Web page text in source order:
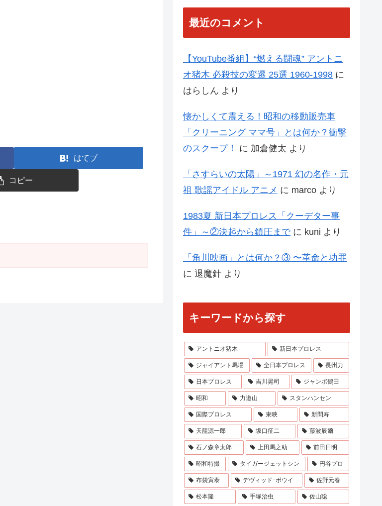
はてブ
コピー
最近のコメント
【YouTube番組】“燃える闘魂” アントニ
オ猪木 必殺技の変遷 25選 1960-1998 に
はらしん より
懐かしくて震える！昭和の移動販売車
「クリーニング ママ号」とは何か？衝撃
のスクープ！
に 加倉健太 より
「さすらいの太陽」～1971 幻の名作・元
祖 歌謡アイドル アニメ に marco より
1983夏 新日本プロレス「クーデター事
件」～②決起から鎮圧までに kuni より
「角川映画」とは何か？③ 〜革命と功罪
に 退魔針 より
キーワードから探す
アントニオ猪木 新日本プロレス
ジャイアント馬場 全日本プロレス 長州力
日本プロレス 吉川晃司 ジャンボ鶴田
昭和 力道山 スタンハンセン
国際プロレス 東映 新間寿
天龍源一郎 坂口征二 藤波辰爾
石ノ森章太郎 上田馬之助 前田日明
昭和特撮 タイガージェットシン 円谷プロ
布袋寅泰 デヴィッド･ボウイ 佐野元春
松本隆 手塚治虫 佐山聡